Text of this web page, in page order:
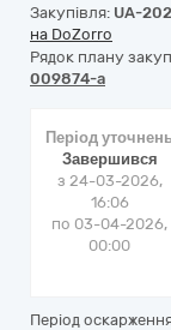
Закупівля: UA-
на DoZorro
Рядок плану
009874-a
Період
Завершився
з 24-03-2026,
16:06
по 03-04-2026,
00:00
Період